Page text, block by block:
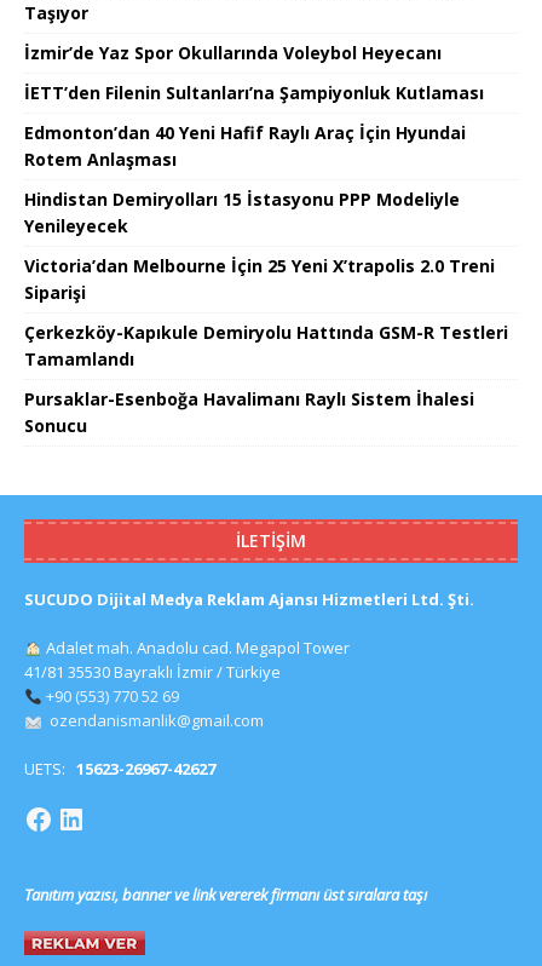
Taşıyor
İzmir’de Yaz Spor Okullarında Voleybol Heyecanı
İETT’den Filenin Sultanları’na Şampiyonluk Kutlaması
Edmonton’dan 40 Yeni Hafif Raylı Araç İçin Hyundai
Rotem Anlaşması
Hindistan Demiryolları 15 İstasyonu PPP Modeliyle
Yenileyecek
Victoria’dan Melbourne İçin 25 Yeni X’trapolis 2.0 Treni
Siparişi
Çerkezköy-Kapıkule Demiryolu Hattında GSM-R Testleri
Tamamlandı
Pursaklar-Esenboğa Havalimanı Raylı Sistem İhalesi
Sonucu
İLETIŞIM
SUCUDO Dijital Medya Reklam Ajansı Hizmetleri Ltd. Şti.
Adalet mah. Anadolu cad. Megapol Tower
41/81 35530 Bayraklı İzmir / Türkiye
+90 (553) 770 52 69
ozendanismanlik@gmail.com
UETS: 15623-26967-42627
Tanıtım yazısı, banner ve link vererek firmanı üst sıralara taşı